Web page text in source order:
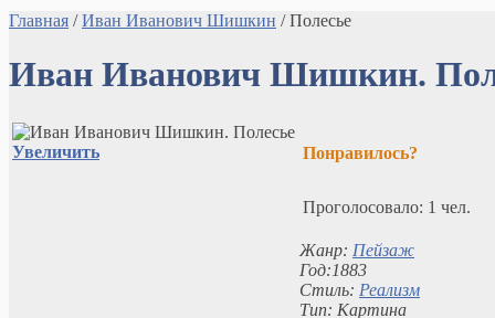
Главная /Иван Иванович Шишкин / Полесье
Иван Иванович Шишкин.
Увеличить Понравилось?
Проголосовало: 1 чел.
Жанр: Пейзаж
Год:1883
Стиль: Реализм
Тип: Картина